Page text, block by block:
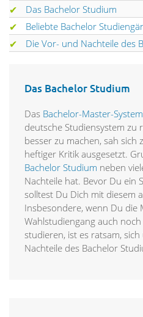
Das Bachelor Studium
Beliebte Bachelor
Die Vor- und Nachteile des
Das Bachelor Studium
Das Bachelor-Master-System
deutsche Studiensystem zu
besser zu machen, sah sich
heftiger Kritik ausgesetzt.
Bachelor Studium neben
Nachteile hat. Bevor Du ein
solltest Du Dich mit diesem
Insbesondere, wenn Du die
Wahlstudiengang auch
studieren, ist es ratsam,
Nachteile des Bachelor